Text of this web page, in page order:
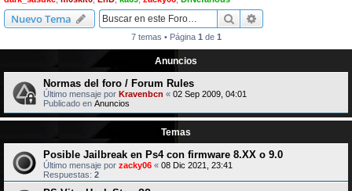
Nuevo Tema Buscar
7 temas • Página 1 de 1
Anuncios
Normas del foro / Forum Rules
Último mensaje por Kravenbcn « 02 Sep 2009, 04:01
Publicado en Anuncios
Temas
Posible Jailbreak en Ps4 con firmware 8.XX o 9.0
Último mensaje por zacky06 « 08 Dic 2021, 23:41
Respuestas: 2